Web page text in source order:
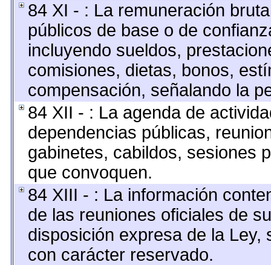
84 XI - : La remuneración
públicos de base o de
incluyendo sueldos,
comisiones, dietas, bonos,
compensación, señalando la
84 XII - : La agenda de
dependencias públicas,
gabinetes, cabildos, sesiones
que convoquen.
84 XIII - : La información
de las reuniones oficiales de
disposición expresa de la Ley,
con carácter reservado.